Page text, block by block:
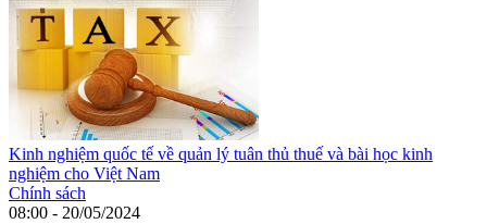
Kinh nghiệm quốc tế về quản lý tuân thủ thuế và bài học kinh
nghiệm cho Việt Nam
Chính sách
08:00 - 20/05/2024